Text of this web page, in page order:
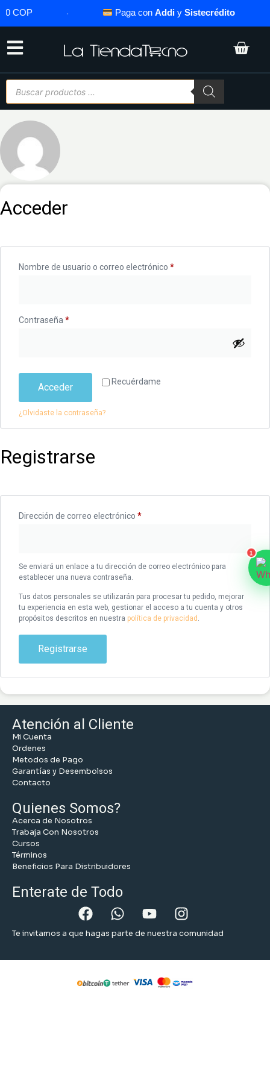
COP Paga conAddiySistecrédito
Acceder
Nombre de usuario o correo electrónico *
Contraseña *
Recuérdame
Acceder
¿Olvidaste la contraseña?
Registrarse
Dirección de correo electrónico *
Se enviará un enlace a tu dirección de correo electrónico para
establecer una nueva contraseña.
Tus datos personales se utilizarán para procesar tu pedido, mejorar
tu experiencia en esta web, gestionar el acceso a tu cuenta y otros
propósitos descritos en nuestra política de privacidad .
Registrarse
Atención al Cliente
Mi Cuenta
Ordenes
Metodos de Pago
Garantías y Desembolsos
Contacto
Quienes Somos?
Acerca de Nosotros
Trabaja Con Nosotros
Cursos
Términos
Beneficios Para Distribuidores
Enterate de Todo
Te invitamos a que hagas parte de nuestra comunidad
1